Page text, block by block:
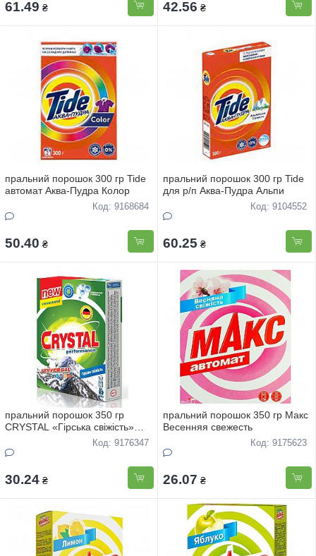
61.49 ₴ 42.56 ₴
пральний порошок 300 гр Tide
автомат Аква-Пудра Колор
Код: 9168684
50.40 ₴
пральний порошок 300 гр Tide
для р/п Аква-Пудра Альпи
Код: 9104552
60.25 ₴
пральний порошок 350 гр
CRYSTAL «Гірська свіжість»
Код: 9176347
30.24 ₴
пральний порошок 350 гр Макс
Весенняя свежесть
Код: 9175623
26.07 ₴